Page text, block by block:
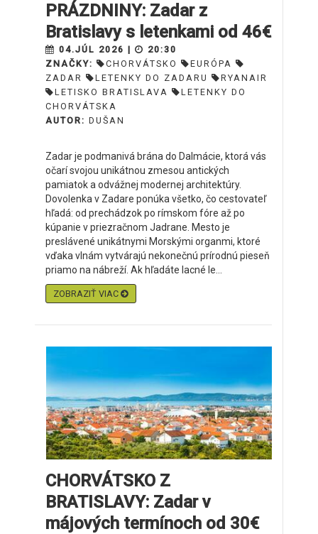
PRÁZDNINY: Zadar z
Bratislavy s letenkami od 46€
04.JÚL 2026 |
20:30
ZNAČKY:
CHORVÁTSKO
EURÓPA
ZADAR
LETENKY DO ZADARU
RYANAIR
LETISKO BRATISLAVA
LETENKY DO
CHORVÁTSKA
AUTOR: DUŠAN
Zadar je podmanivá brána do Dalmácie, ktorá vás
očarí svojou unikátnou zmesou antických
pamiatok a odvážnej modernej architektúry.
Dovolenka v Zadare ponúka všetko, čo cestovateľ
hľadá: od prechádzok po rímskom fóre až po
kúpanie v priezračnom Jadrane. Mesto je
preslávené unikátnymi Morskými organmi, ktoré
vďaka vlnám vytvárajú nekonečnú prírodnú pieseň
priamo na nábreží. Ak hľadáte lacné le...
ZOBRAZIŤ VIAC
CHORVÁTSKO Z
BRATISLAVY: Zadar v
májových termínoch od 30€